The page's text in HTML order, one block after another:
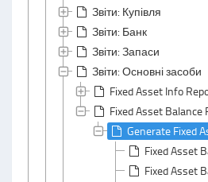
Звіти: Купівля
Звіти: Банк
Звіти: Запаси
Звіти: Основні засоби
Fixed Asset Info
Fixed Asset Balance
Generate Fixed
Fixed Asset
Fixed Asset